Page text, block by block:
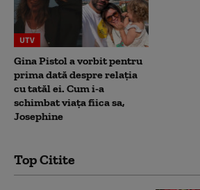
UTV
Gina Pistol a vorbit pentru
prima dată despre relația
cu tatăl ei. Cum i-a
schimbat viața fiica sa,
Josephine
Top Citite